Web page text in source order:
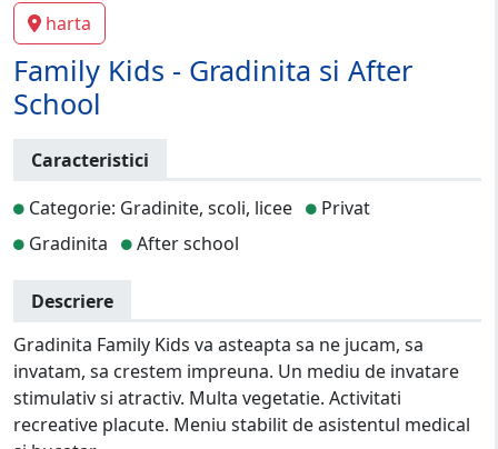
harta
Family Kids - Gradinita si After
School
Caracteristici
Categorie: Gradinite, scoli, licee
Privat
Gradinita
After school
Descriere
Gradinita Family Kids va asteapta sa ne jucam, sa
invatam, sa crestem impreuna. Un mediu de invatare
stimulativ si atractiv. Multa vegetatie. Activitati
recreative placute. Meniu stabilit de asistentul medical